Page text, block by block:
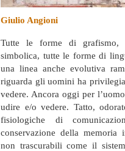
Giulio Angioni
Tutte le forme di grafismo,
simbolica, tutte le forme di
una linea anche evolutiva
riguarda gli uomini ha
vedere. Ancora oggi per
udire e/o vedere. Tatto,
fisiologiche di
conservazione della
non trascurabili come il